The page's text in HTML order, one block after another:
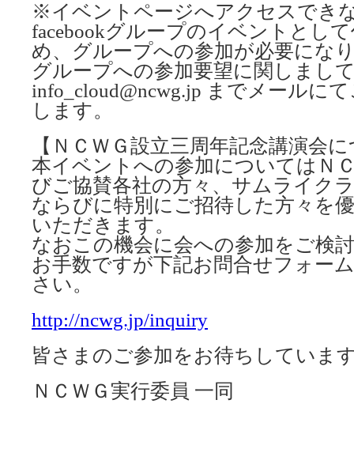
※イベントページへアクセスでき
facebookグループのイベントとし
め、グループへの参加が必要にな
グループへの参加要望に関しまし
info_cloud@ncwg.jp までメールに
します。
【ＮＣＷＧ設立三周年記念講演会
本イベントへの参加についてはＮ
びご協賛各社の方々、サムライク
ならびに特別にご招待した方々を
いただきます。
なおこの機会に会への参加をご検
お手数ですが下記お問合せフォー
さい。
http://ncwg.jp/inquiry
皆さまのご参加をお待ちしていま
ＮＣＷＧ実行委員 一同